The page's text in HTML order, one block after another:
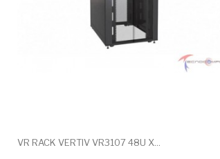
VR RACK VERTIV VR3107 48U X...